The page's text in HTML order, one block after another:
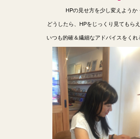
HPの見せ方を少し変えようか
どうしたら、HPをじっくり見てもらえ
いつも的確＆繊細なアドバイスをくれ